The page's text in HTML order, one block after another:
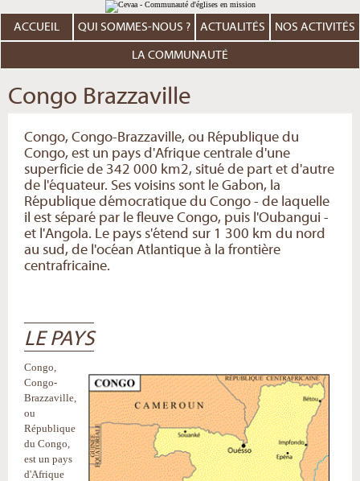
au
contenu.
Aller
personnels
ACCUEIL QUI SOMMES-NOUS ? ACTUALITÉS NOS ACTIVITÉS
LA COMMUNAUTÉ
Congo Brazzaville
Congo, Congo-Brazzaville, ou République du
Congo, est un pays d'Afrique centrale d'une
superficie de 342 000 km2, situé de part et d'autre
de l'équateur. Ses voisins sont le Gabon, la
République démocratique du Congo - de laquelle
il est séparé par le fleuve Congo, puis l'Oubangui -
et l'Angola. Le pays s'étend sur 1 300 km du nord
au sud, de l'océan Atlantique à la frontière
centrafricaine.
LE PAYS
Congo,
Congo-
Brazzaville,
ou
République
du Congo,
est un pays
d'Afrique